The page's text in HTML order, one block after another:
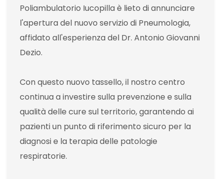
Poliambulatorio Iucopilla è lieto di annunciare
l'apertura del nuovo servizio di Pneumologia,
affidato all'esperienza del Dr. Antonio Giovanni
Dezio.
Con questo nuovo tassello, il nostro centro
continua a investire sulla prevenzione e sulla
qualità delle cure sul territorio, garantendo ai
pazienti un punto di riferimento sicuro per la
diagnosi e la terapia delle patologie
respiratorie.